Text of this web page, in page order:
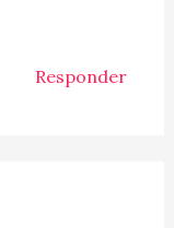
Responder